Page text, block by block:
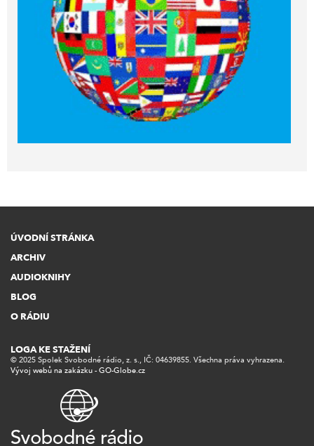
ÚVODNÍ STRÁNKA
ARCHIV
AUDIOKNIHY
BLOG
O RÁDIU
© 2025 Spolek Svobodné rádio, z. s., IČ: 04639855. Všechna práva vyhrazena.
Vývoj webů na zakázku - GO-Globe.cz
LOGA KE STAŽENÍ